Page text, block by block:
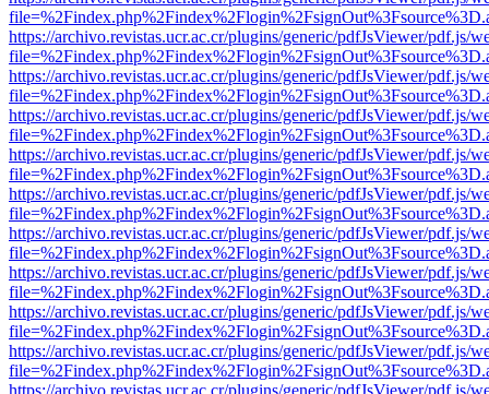
https://archivo.revistas.ucr.ac.cr/plugins/generic/pdfJsViewer/pdf.js/
https://archivo.revistas.ucr.ac.cr/plugins/generic/pdfJsViewer/pdf.js/
https://archivo.revistas.ucr.ac.cr/plugins/generic/pdfJsViewer/pdf.js/
https://archivo.revistas.ucr.ac.cr/plugins/generic/pdfJsViewer/pdf.js/
https://archivo.revistas.ucr.ac.cr/plugins/generic/pdfJsViewer/pdf.js/
https://archivo.revistas.ucr.ac.cr/plugins/generic/pdfJsViewer/pdf.js/
https://archivo.revistas.ucr.ac.cr/plugins/generic/pdfJsViewer/pdf.js/
https://archivo.revistas.ucr.ac.cr/plugins/generic/pdfJsViewer/pdf.js/
https://archivo.revistas.ucr.ac.cr/plugins/generic/pdfJsViewer/pdf.js/
https://archivo.revistas.ucr.ac.cr/plugins/generic/pdfJsViewer/pdf.js/